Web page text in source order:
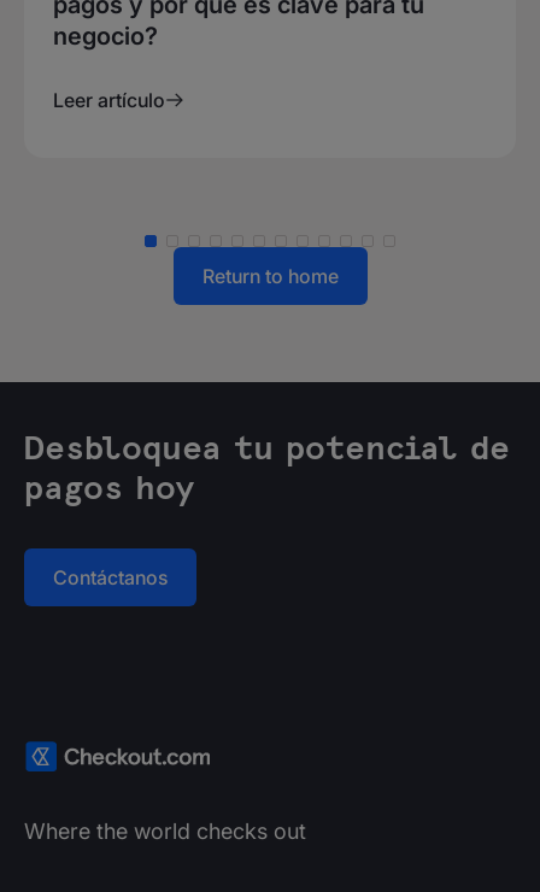
negocio?
Leer artículo
Return to home
Desbloquea tu potencial de
pagos hoy
Contáctanos
Where the world checks out